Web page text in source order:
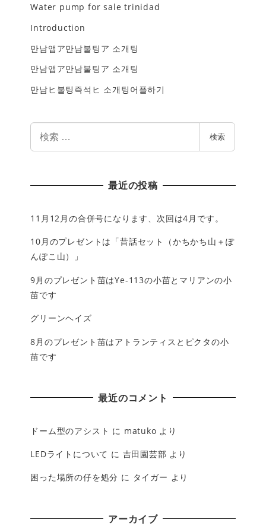
Water pump for sale trinidad
Introduction
만남앱ア만남불팅ア 소개팅
만남앱ア만남불팅ア 소개팅
만남ヒ불팅즉석ヒ 소개팅어플하기
検索
最近の投稿
11月12月の合併号になります、次回は4月です。
10月のプレゼントは「昔話セット（かちかち山＋ぽ
んぽこ山）」
9月のプレゼント苗はYe-113の小苗とマリアンの小
苗です
グリーンヘイズ
8月のプレゼント苗はアトランティスとピクタの小
苗です
最近のコメント
ドーム型のアシスト に matuko より
LEDライトについて に 吉田園芸部 より
困った場所の仔を処分 に タイガー より
アーカイブ